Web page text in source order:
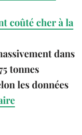
coûté cher à la
dans
tonnes
les données